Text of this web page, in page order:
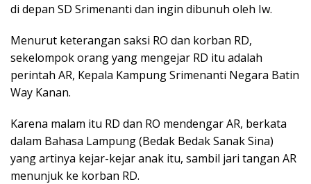
di depan SD Srimenanti dan ingin dibunuh oleh Iw.
Menurut keterangan saksi RO dan korban RD,
sekelompok orang yang mengejar RD itu adalah
perintah AR, Kepala Kampung Srimenanti Negara Batin
Way Kanan.
Karena malam itu RD dan RO mendengar AR, berkata
dalam Bahasa Lampung (Bedak Bedak Sanak Sina)
yang artinya kejar-kejar anak itu, sambil jari tangan AR
menunjuk ke korban RD.